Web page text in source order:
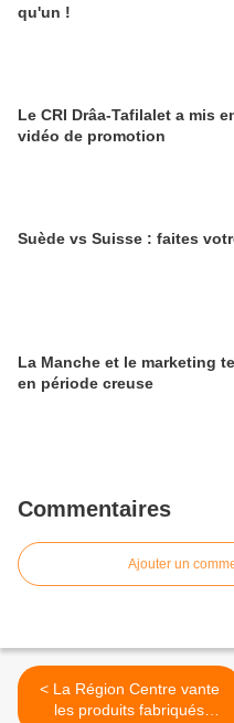
qu'un !
Le CRI Drâa-Tafilalet a mis
vidéo de promotion
Suède vs Suisse : faites
La Manche et le marketing
en période creuse
Commentaires
Ajouter un
< La Région Centre vante
les produits fabriqués